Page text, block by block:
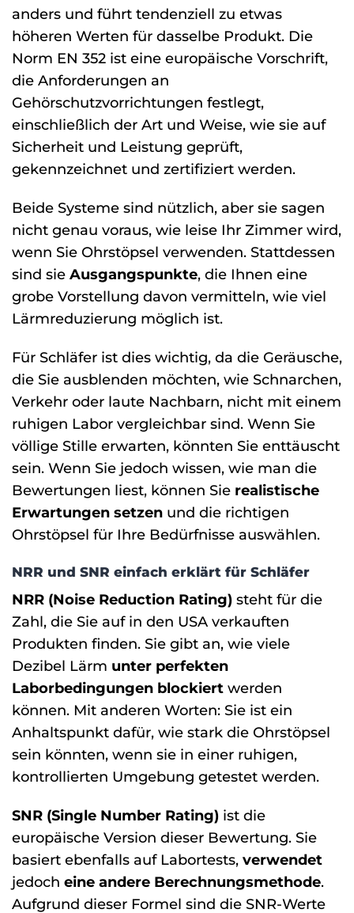
anders und führt tendenziell zu etwas
höheren Werten für dasselbe Produkt. Die
Norm EN 352 ist eine europäische Vorschrift,
die Anforderungen an
Gehörschutzvorrichtungen festlegt,
einschließlich der Art und Weise, wie sie auf
Sicherheit und Leistung geprüft,
gekennzeichnet und zertifiziert werden.
Beide Systeme sind nützlich, aber sie sagen
nicht genau voraus, wie leise Ihr Zimmer wird,
wenn Sie Ohrstöpsel verwenden. Stattdessen
sind sie Ausgangspunkte, die Ihnen eine
grobe Vorstellung davon vermitteln, wie viel
Lärmreduzierung möglich ist.
Für Schläfer ist dies wichtig, da die Geräusche,
die Sie ausblenden möchten, wie Schnarchen,
Verkehr oder laute Nachbarn, nicht mit einem
ruhigen Labor vergleichbar sind. Wenn Sie
völlige Stille erwarten, könnten Sie enttäuscht
sein. Wenn Sie jedoch wissen, wie man die
Bewertungen liest, können Sie realistische
Erwartungen setzen und die richtigen
Ohrstöpsel für Ihre Bedürfnisse auswählen.
NRR und SNR einfach erklärt für Schläfer
NRR (Noise Reduction Rating) steht für die
Zahl, die Sie auf in den USA verkauften
Produkten finden. Sie gibt an, wie viele
Dezibel Lärm unter perfekten
Laborbedingungen blockiert werden
können. Mit anderen Worten: Sie ist ein
Anhaltspunkt dafür, wie stark die Ohrstöpsel
sein könnten, wenn sie in einer ruhigen,
kontrollierten Umgebung getestet werden.
SNR (Single Number Rating) ist die
europäische Version dieser Bewertung. Sie
basiert ebenfalls auf Labortests, verwendet
jedoch eine andere Berechnungsmethode.
Aufgrund dieser Formel sind die SNR-Werte